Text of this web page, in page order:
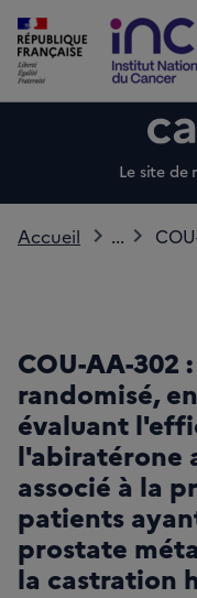
Le site de
Accueil ...
COU-AA-302
randomisé,
évaluant
l'abiratérone
associé à la
patients
prostate
la castration